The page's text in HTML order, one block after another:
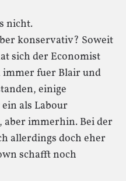
nicht.
konservativ? Soweit
sich der Economist
immer fuer Blair und
einige
als Labour
aber immerhin. Bei der
allerdings doch eher
schafft noch